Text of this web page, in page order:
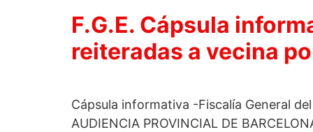
F.G.E. Cápsula
reiteradas a vecina
Cápsula informativa -Fiscalía General
AUDIENCIA PROVINCIAL DE